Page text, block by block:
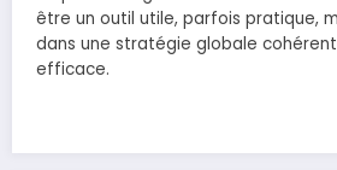
être un outil utile, parfois pratique,
dans une stratégie globale
efficace.